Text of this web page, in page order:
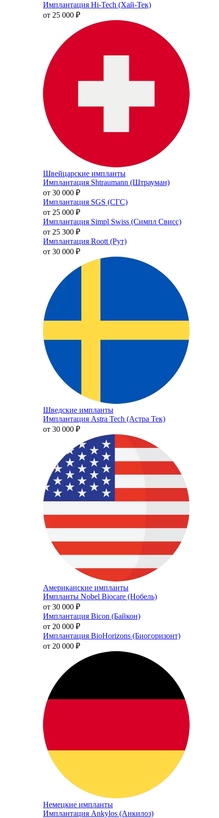
Имплантация Hi-Tech (Хай-Тек)
от 25 000 ₽
Швейцарские импланты
Имплантация Shtraumann (Штрауман)
от 30 000 ₽
Имплантация SGS (СГС)
от 25 000 ₽
Имплантация Simpl Swiss (Симпл Свисс)
от 25 300 ₽
Имплантация Roott (Рут)
от 30 000 ₽
Шведские импланты
Имплантация Astra Tech (Астра Тек)
от 30 000 ₽
Американские импланты
Импланты Nobel Biocare (Нобель)
от 30 000 ₽
Имплантация Bicon (Байкон)
от 20 000 ₽
Имплантация BioHorizons (Биогоризонт)
от 20 000 ₽
Немецкие импланты
Имплантация Ankylos (Анкилоз)